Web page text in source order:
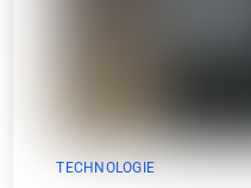
TECHNOLOGIE